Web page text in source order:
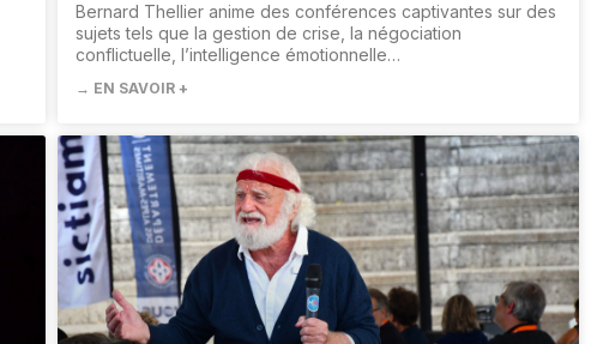
Bernard Thellier anime des conférences captivantes sur des
sujets tels que la gestion de crise, la négociation
conflictuelle, l’intelligence émotionnelle…
→ EN SAVOIR +